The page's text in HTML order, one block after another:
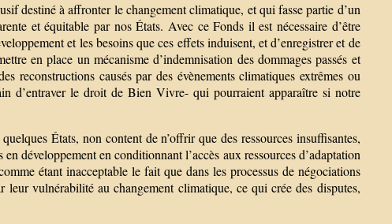
destiné à affronter le changement climatique, et qui fasse partie d’un
et équitable par nos États. Avec ce Fonds il est nécessaire d’être
et les besoins que ces effets induisent, et d’enregistrer et de
en place un mécanisme d’indemnisation des dommages passés et
reconstructions causés par des évènements climatiques extrêmes ou
d’entraver le droit de Bien Vivre- qui pourraient apparaître si notre
États, non content de n’offrir que des ressources insuffisantes,
développement en conditionnant l’accès aux ressources d’adaptation
étant inacceptable le fait que dans les processus de négociations
leur vulnérabilité au changement climatique, ce qui crée des disputes,